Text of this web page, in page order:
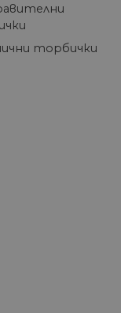
торбички